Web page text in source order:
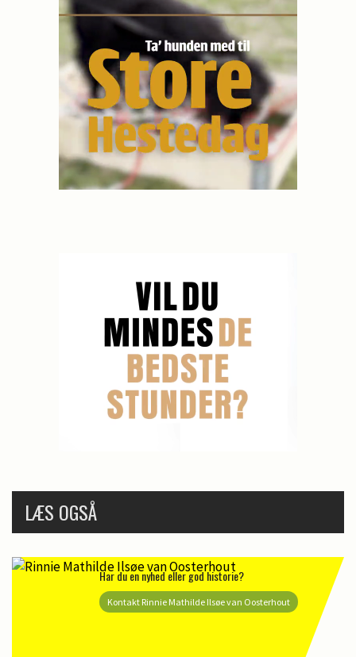
LÆS OGSÅ
Har du en nyhed eller god historie?
Kontakt Rinnie Mathilde Ilsøe van Oosterhout